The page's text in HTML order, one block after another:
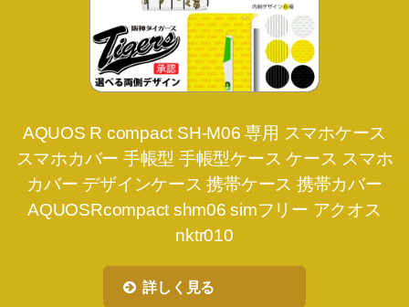
AQUOS R compact SH-M06 専用 スマホケース
スマホカバー 手帳型 手帳型ケース ケース スマホ
カバー デザインケース 携帯ケース 携帯カバー
AQUOSRcompact shm06 simフリー アクオス
nktr010
詳しく見る